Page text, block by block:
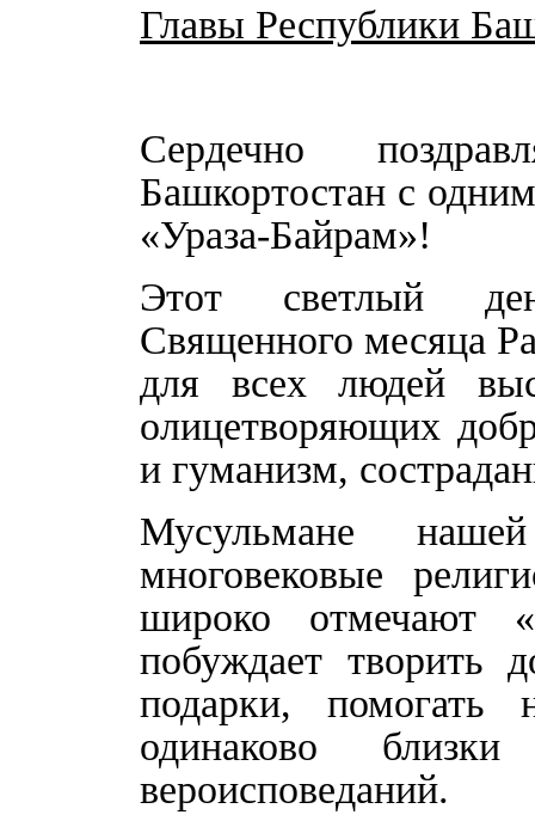
Главы Республики
Сердечно
Башкортостан с
«Ураза-Байрам»!
Этот светлый
Священного месяца
для всех людей
олицетворяющих
и гуманизм,
Мусульмане
многовековые
широко отмечают
побуждает творить
подарки, помогать
одинаково
вероисповеданий.